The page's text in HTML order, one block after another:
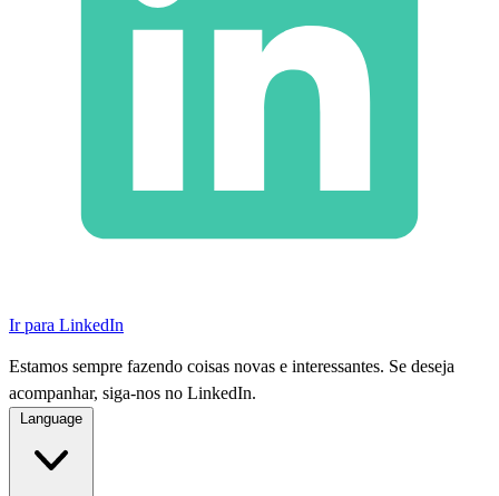
Ir para LinkedIn
Estamos sempre fazendo coisas novas e interessantes. Se deseja
acompanhar, siga-nos no LinkedIn.